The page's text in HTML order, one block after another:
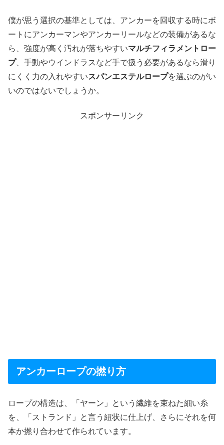
僕が思う選択の基準としては、アンカーを回収する時にボ
ートにアンカーマンやアンカーリールなどの装備があるな
ら、強度が高く汚れが落ちやすいマルチフィラメントロー
プ、手動やウインドラスなど手で扱う必要があるなら滑り
にくく力の入れやすいスパンエステルロープを選ぶのがい
いのではないでしょうか。
スポンサーリンク
アンカーロープの撚り方
ロープの構造は、「ヤーン」という繊維を束ねた細い糸
を、「ストランド」と言う紐状に仕上げ、さらにそれを何
本か撚り合わせて作られています。